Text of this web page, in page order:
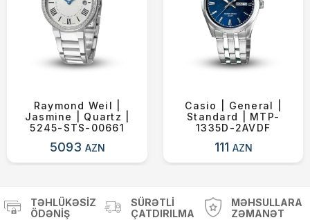
Raymond Weil |
Jasmine | Quartz |
5245-STS-00661
5093 AZN
Casio | General |
Standard | MTP-
1335D-2AVDF
111 AZN
TƏHLÜKƏSIZ
ÖDƏNIŞ
SÜRƏTLI
ÇATDIRILMA
MƏHSULLARA
ZƏMANƏT